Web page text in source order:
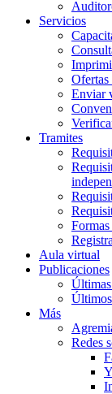
Servicios
Ofertas
Enviar
Tramites
Aula virtual
Publicaciones
Más
Redes